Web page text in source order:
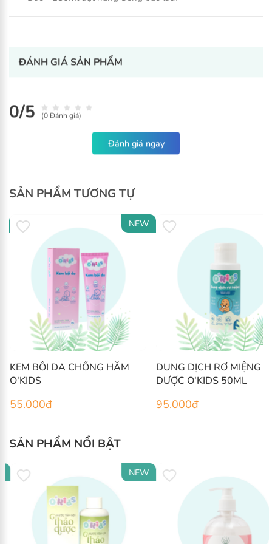
ĐÁNH GIÁ SẢN PHẨM
0/5 (0 Đánh giá)
SẢN PHẨM TƯƠNG TỰ
KEM BÔI DA CHỐNG HĂM
O'KIDS
55.000đ
NEW
DUNG DỊCH RƠ MIỆNG
DƯỢC O'KIDS 50ML
95.000đ
SẢN PHẨM NỔI BẬT
NEW